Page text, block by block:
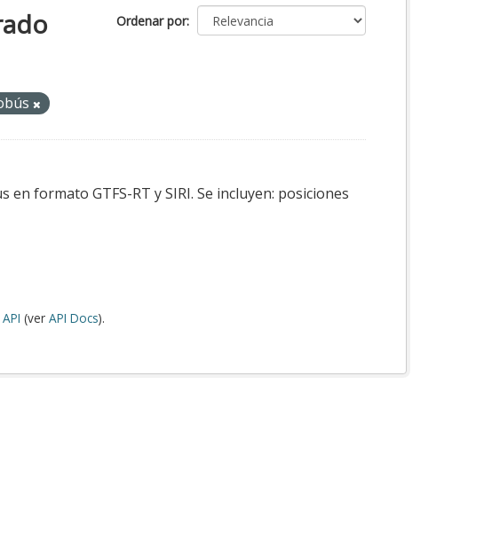
Ordenar por
formato GTFS-RT y SIRI. Se incluyen: posiciones
API (ver API Docs).